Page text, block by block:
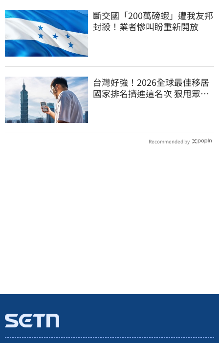
斷交國「200萬磅蝦」遭我友邦
封殺！業者慘叫盼重新開放
台灣好強！2026全球最佳移居
國家排名擠進這名次 狠甩眾多
Recommended by